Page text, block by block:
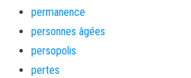
permanence
personnes âgées
persopolis
pertes